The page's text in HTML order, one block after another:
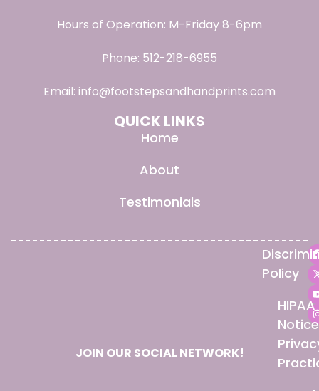
Hours of Operation: M-Friday 8-6pm
Phone: 512-218-6955
Email: info@footstepsandhandprints.com
QUICK LINKS
Home
About
Testimonials
JOIN OUR SOCIAL NETWORK!
Policy
HIPAA